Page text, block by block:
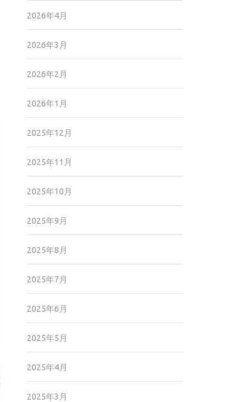
2026年4月
2026年3月
2026年2月
2026年1月
2025年12月
2025年11月
2025年10月
2025年9月
2025年8月
2025年7月
2025年6月
2025年5月
2025年4月
2025年3月